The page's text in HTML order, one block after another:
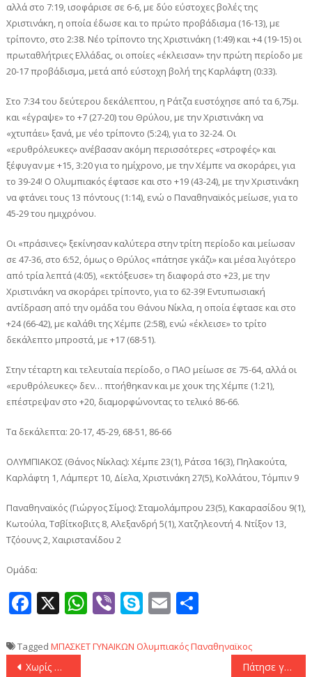
αλλά στο 7:19, ισοφάρισε σε 6-6, με δύο εύστοχες βολές της
Χριστινάκη, η οποία έδωσε και το πρώτο προβάδισμα (16-13), με
τρίποντο, στο 2:38. Νέο τρίποντο της Χριστινάκη (1:49) και +4 (19-15) οι
πρωταθλήτριες Ελλάδας, οι οποίες «έκλεισαν» την πρώτη περίοδο με
20-17 προβάδισμα, μετά από εύστοχη βολή της Καρλάφτη (0:33).
Στο 7:34 του δεύτερου δεκάλεπτου, η Ράτζα ευστόχησε από τα 6,75μ.
και «έγραψε» το +7 (27-20) του Θρύλου, με την Χριστινάκη να
«χτυπάει» ξανά, με νέο τρίποντο (5:24), για το 32-24. Οι
«ερυθρόλευκες» ανέβασαν ακόμη περισσότερες «στροφές» και
ξέφυγαν με +15, 3:20 για το ημίχρονο, με την Χέμπε να σκοράρει, για
το 39-24! Ο Ολυμπιακός έφτασε και στο +19 (43-24), με την Χριστινάκη
να φτάνει τους 13 πόντους (1:14), ενώ ο Παναθηναϊκός μείωσε, για το
45-29 του ημιχρόνου.
Οι «πράσινες» ξεκίνησαν καλύτερα στην τρίτη περίοδο και μείωσαν
σε 47-36, στο 6:52, όμως ο Θρύλος «πάτησε γκάζι» και μέσα λιγότερο
από τρία λεπτά (4:05), «εκτόξευσε» τη διαφορά στο +23, με την
Χριστινάκη να σκοράρει τρίποντο, για το 62-39! Εντυπωσιακή
αντίδραση από την ομάδα του Θάνου Νίκλα, η οποία έφτασε και στο
+24 (66-42), με καλάθι της Χέμπε (2:58), ενώ «έκλεισε» το τρίτο
δεκάλεπτο μπροστά, με +17 (68-51).
Στην τέταρτη και τελευταία περίοδο, ο ΠΑΟ μείωσε σε 75-64, αλλά οι
«ερυθρόλευκες» δεν… πτοήθηκαν και με χουκ της Χέμπε (1:21),
επέστρεψαν στο +20, διαμορφώνοντας το τελικό 86-66.
Τα δεκάλεπτα: 20-17, 45-29, 68-51, 86-66
ΟΛΥΜΠΙΑΚΟΣ (Θάνος Νίκλας): Χέμπε 23(1), Ράτσα 16(3), Πηλακούτα,
Καρλάφτη 1, Λάμπερτ 10, Δίελα, Χριστινάκη 27(5), Κολλάτου, Τόμπιν 9
Παναθηναϊκός (Γιώργος Σίμος): Σταμολάμπρου 23(5), Κακαρασίδου 9(1),
Κωτούλα, Τσβίτκοβιτς 8, Αλεξανδρή 5(1), Χατζηλεοντή 4. Ντίξον 13,
Τζόουνς 2, Χαιριστανίδου 2
Ομάδα:
Facebook
X WhatsApp
ViberSkype
Email
Tagged ΜΠΑΣΚΕΤ ΓΥΝΑΙΚΩΝ ΟλυμπιακόςΠαναθηναϊκος
Πλοήγηση
Χωρίς Μιλουτίνοφ, αλλά με Βιλντόζα ο Ολυμπιακός κόντρα στον Άρη Πάτησε γκάζι ο Ολυμπιακός και άλωσε το «Αλεξάνδρειο» (77-88)